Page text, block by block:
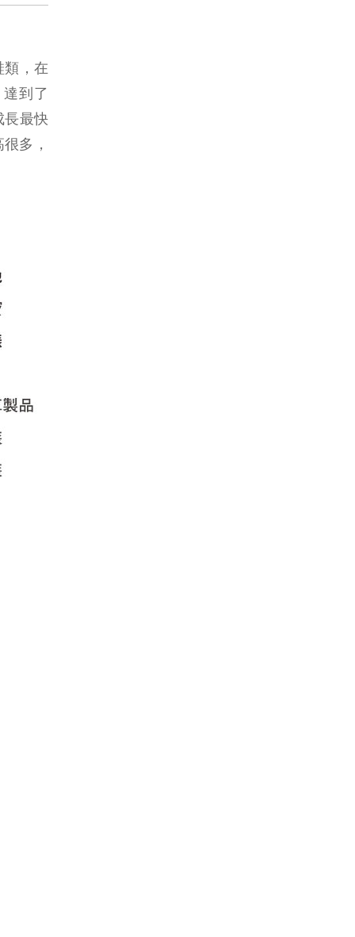
類，在
到了
長最快
多，